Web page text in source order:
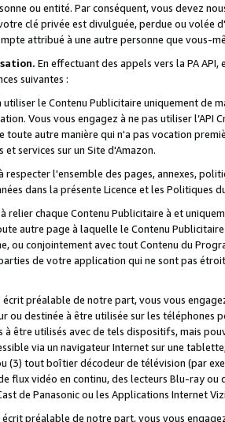
ou entité. Par conséquent, vous devez
clé privée est divulguée, perdue ou volée
attribué à une autre personne que vous-
En effectuant des appels vers la PA
suivantes :
utiliser le Contenu Publicitaire uniquement de
Vous vous engagez à ne pas utiliser l’API
toute autre manière qui n'a pas vocation
services sur un Site d'Amazon.
respecter l'ensemble des pages, annexes,
dans la présente Licence et les Politiques
relier chaque Contenu Publicitaire à et
autre page à laquelle le Contenu
ou conjointement avec tout Contenu du
de votre application qui ne sont pas
écrit préalable de notre part, vous vous
ou destinée à être utilisée sur les téléphones
à être utilisés avec de tels dispositifs, mais
via un navigateur Internet sur une
(3) tout boîtier décodeur de télévision (par
flux vidéo en continu, des lecteurs Blu-ray
de Panasonic ou les Applications Internet
préalable de notre part, vous vous